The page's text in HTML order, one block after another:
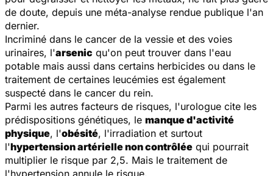
de doute, depuis une méta-analyse rendue publique l'an
dernier.
Incriminé dans le cancer de la vessie et des voies
urinaires, l'arsenic qu'on peut trouver dans l'eau
potable mais aussi dans certains herbicides ou dans le
traitement de certaines leucémies est également
suspecté dans le cancer du rein.
Parmi les autres facteurs de risques, l'urologue cite les
prédispositions génétiques, le manque d'activité
physique, l'obésité, l'irradiation et surtout
l'hypertension artérielle non contrôlée qui pourrait
multiplier le risque par 2,5. Mais le traitement de
l'hypertension annule le risque.